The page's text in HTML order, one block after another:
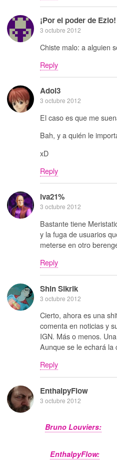
¡Por el poder de Ezio!
3 octubre 2012
Chiste malo: a alguien
Reply
Adol3
3 octubre 2012
El caso es que me
Bah, y a quién le
xD
Reply
iva21%
3 octubre 2012
Bastante tiene
y la fuga de usuarios
meterse en otro
Reply
Shin Sikrik
3 octubre 2012
Cierto, ahora es una
comenta en noticias y
IGN. Más o menos.
Aunque se le echará la
Reply
EnthalpyFlow
3 octubre 2012
Bruno Louviers:
EnthalpyFlow: